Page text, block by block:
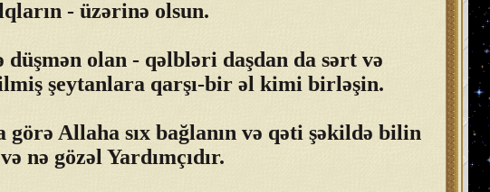
- üzərinə olsun.
olan - qəlbləri daşdan da sərt və
şeytanlara qarşı-bir əl kimi birləşin.
Allaha sıx bağlanın və qəti şəkildə bilin
nə gözəl Yardımçıdır.